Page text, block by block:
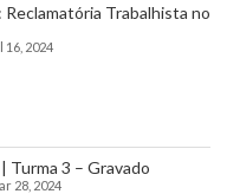
Trabalhista no
16, 2024
Turma 3 – Gravado
28, 2024